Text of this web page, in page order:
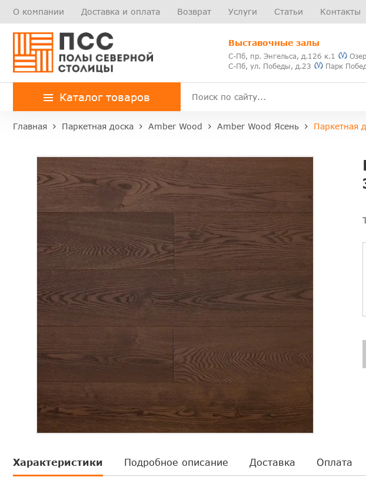
О компании Доставка и оплата Возврат Услуги Статьи Контакты
Выставочные залы
С-Пб, пр. Энгельса, д.126 к.1
С-Пб, ул. Победы, д.23
Парк
Каталог товаров
Главная Паркетная доска Amber Wood Amber Wood Ясень Паркетная
Характеристики Подробное описание Доставка Оплата